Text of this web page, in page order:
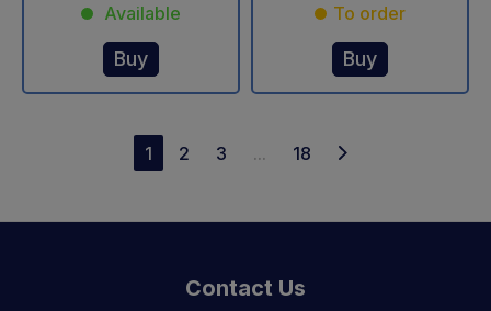
Available
Buy
To order
Buy
1 2 3 ... 18
Contact Us